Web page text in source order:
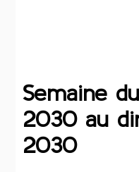
Semaine
2030 au
2030